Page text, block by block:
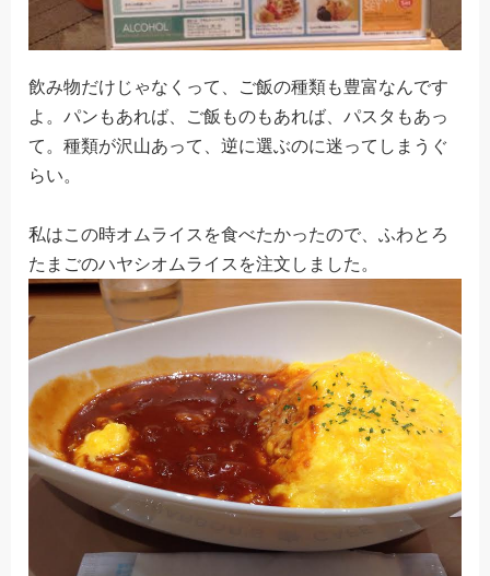
飲み物だけじゃなくって、ご飯の種類も豊富なんです
よ。パンもあれば、ご飯ものもあれば、パスタもあっ
て。種類が沢山あって、逆に選ぶのに迷ってしまうぐ
らい。
私はこの時オムライスを食べたかったので、ふわとろ
たまごのハヤシオムライスを注文しました。